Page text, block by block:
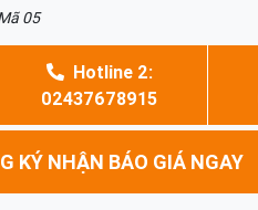
05
Hotline 2:
02437678915
KÝ NHẬN BÁO GIÁ NGAY